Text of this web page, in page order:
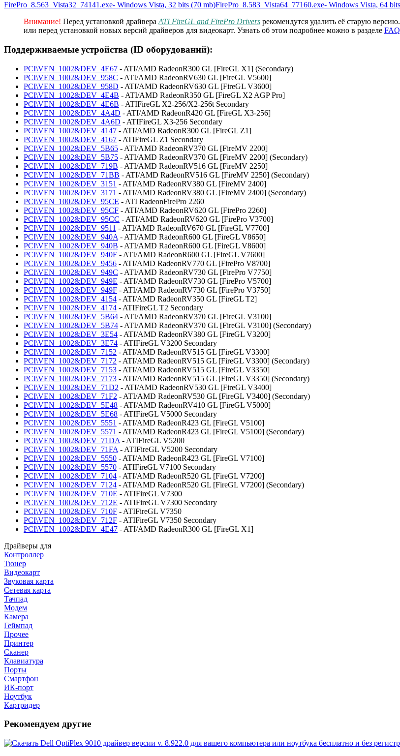
FirePro_8.563_Vista32_74141.exe- Windows Vista, 32 bits (70 mb)FirePro_8.583_Vista64_77160.exe- Windows Vista, 64
Внимание! Перед установкой драйвера ATI FireGL and FirePro Drivers рекомендутся удалить её старую
или перед установкой новых версий драйверов для видеокарт. Узнать об этом подробнее можно в разделе
Поддерживаемые устройства (ID оборудований):
PCI\VEN_1002&DEV_4E67 - ATI/AMD RadeonR300 GL [FireGL X1] (Secondary)
PCI\VEN_1002&DEV_958C - ATI/AMD RadeonRV630 GL [FireGL V5600]
PCI\VEN_1002&DEV_958D - ATI/AMD RadeonRV630 GL [FireGL V3600]
PCI\VEN_1002&DEV_4E4B - ATI/AMD RadeonR350 GL [FireGL X2 AGP Pro]
PCI\VEN_1002&DEV_4E6B - ATIFireGL X2-256/X2-256t Secondary
PCI\VEN_1002&DEV_4A4D - ATI/AMD RadeonR420 GL [FireGL X3-256]
PCI\VEN_1002&DEV_4A6D - ATIFireGL X3-256 Secondary
PCI\VEN_1002&DEV_4147 - ATI/AMD RadeonR300 GL [FireGL Z1]
PCI\VEN_1002&DEV_4167 - ATIFireGL Z1 Secondary
PCI\VEN_1002&DEV_5B65 - ATI/AMD RadeonRV370 GL [FireMV 2200]
PCI\VEN_1002&DEV_5B75 - ATI/AMD RadeonRV370 GL [FireMV 2200] (Secondary)
PCI\VEN_1002&DEV_719B - ATI/AMD RadeonRV516 GL [FireMV 2250]
PCI\VEN_1002&DEV_71BB - ATI/AMD RadeonRV516 GL [FireMV 2250] (Secondary)
PCI\VEN_1002&DEV_3151 - ATI/AMD RadeonRV380 GL [FireMV 2400]
PCI\VEN_1002&DEV_3171 - ATI/AMD RadeonRV380 GL [FireMV 2400] (Secondary)
PCI\VEN_1002&DEV_95CE - ATI RadeonFirePro 2260
PCI\VEN_1002&DEV_95CF - ATI/AMD RadeonRV620 GL [FirePro 2260]
PCI\VEN_1002&DEV_95CC - ATI/AMD RadeonRV620 GL [FirePro V3700]
PCI\VEN_1002&DEV_9511 - ATI/AMD RadeonRV670 GL [FireGL V7700]
PCI\VEN_1002&DEV_940A - ATI/AMD RadeonR600 GL [FireGL V8650]
PCI\VEN_1002&DEV_940B - ATI/AMD RadeonR600 GL [FireGL V8600]
PCI\VEN_1002&DEV_940F - ATI/AMD RadeonR600 GL [FireGL V7600]
PCI\VEN_1002&DEV_9456 - ATI/AMD RadeonRV770 GL [FirePro V8700]
PCI\VEN_1002&DEV_949C - ATI/AMD RadeonRV730 GL [FirePro V7750]
PCI\VEN_1002&DEV_949E - ATI/AMD RadeonRV730 GL [FirePro V5700]
PCI\VEN_1002&DEV_949F - ATI/AMD RadeonRV730 GL [FirePro V3750]
PCI\VEN_1002&DEV_4154 - ATI/AMD RadeonRV350 GL [FireGL T2]
PCI\VEN_1002&DEV_4174 - ATIFireGL T2 Secondary
PCI\VEN_1002&DEV_5B64 - ATI/AMD RadeonRV370 GL [FireGL V3100]
PCI\VEN_1002&DEV_5B74 - ATI/AMD RadeonRV370 GL [FireGL V3100] (Secondary)
PCI\VEN_1002&DEV_3E54 - ATI/AMD RadeonRV380 GL [FireGL V3200]
PCI\VEN_1002&DEV_3E74 - ATIFireGL V3200 Secondary
PCI\VEN_1002&DEV_7152 - ATI/AMD RadeonRV515 GL [FireGL V3300]
PCI\VEN_1002&DEV_7172 - ATI/AMD RadeonRV515 GL [FireGL V3300] (Secondary)
PCI\VEN_1002&DEV_7153 - ATI/AMD RadeonRV515 GL [FireGL V3350]
PCI\VEN_1002&DEV_7173 - ATI/AMD RadeonRV515 GL [FireGL V3350] (Secondary)
PCI\VEN_1002&DEV_71D2 - ATI/AMD RadeonRV530 GL [FireGL V3400]
PCI\VEN_1002&DEV_71F2 - ATI/AMD RadeonRV530 GL [FireGL V3400] (Secondary)
PCI\VEN_1002&DEV_5E48 - ATI/AMD RadeonRV410 GL [FireGL V5000]
PCI\VEN_1002&DEV_5E68 - ATIFireGL V5000 Secondary
PCI\VEN_1002&DEV_5551 - ATI/AMD RadeonR423 GL [FireGL V5100]
PCI\VEN_1002&DEV_5571 - ATI/AMD RadeonR423 GL [FireGL V5100] (Secondary)
PCI\VEN_1002&DEV_71DA - ATIFireGL V5200
PCI\VEN_1002&DEV_71FA - ATIFireGL V5200 Secondary
PCI\VEN_1002&DEV_5550 - ATI/AMD RadeonR423 GL [FireGL V7100]
PCI\VEN_1002&DEV_5570 - ATIFireGL V7100 Secondary
PCI\VEN_1002&DEV_7104 - ATI/AMD RadeonR520 GL [FireGL V7200]
PCI\VEN_1002&DEV_7124 - ATI/AMD RadeonR520 GL [FireGL V7200] (Secondary)
PCI\VEN_1002&DEV_710E - ATIFireGL V7300
PCI\VEN_1002&DEV_712E - ATIFireGL V7300 Secondary
PCI\VEN_1002&DEV_710F - ATIFireGL V7350
PCI\VEN_1002&DEV_712F - ATIFireGL V7350 Secondary
PCI\VEN_1002&DEV_4E47 - ATI/AMD RadeonR300 GL [FireGL X1]
Драйверы для
Контроллер
Тюнер
Видеокарт
Звуковая карта
Сетевая карта
Тачпад
Модем
Камера
Геймпад
Прочее
Принтер
Сканер
Клавиатура
Порты
Смартфон
ИК-порт
Ноутбук
Картридер
Рекомендуем другие